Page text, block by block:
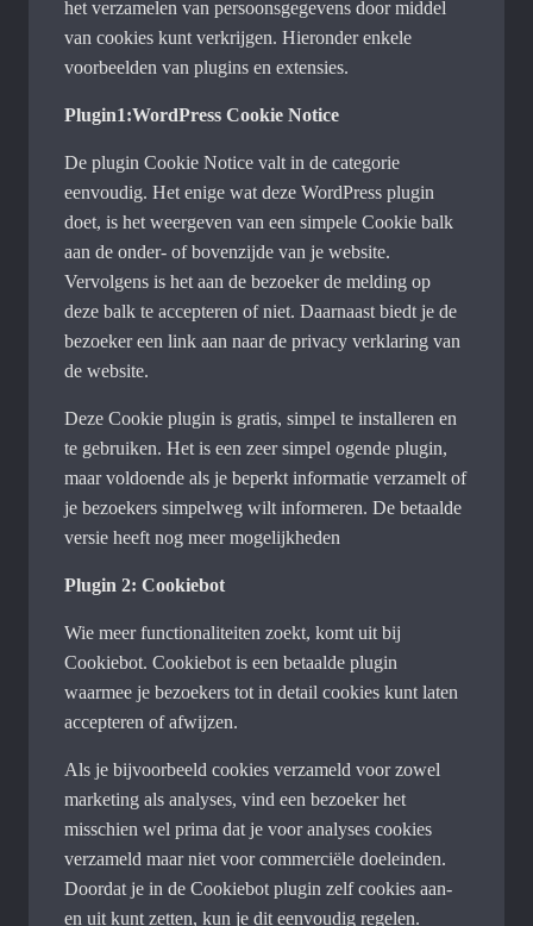
het verzamelen van persoonsgegevens door middel
van cookies kunt verkrijgen. Hieronder enkele
voorbeelden van plugins en extensies.
Plugin1:WordPress Cookie Notice
De plugin Cookie Notice valt in de categorie
eenvoudig. Het enige wat deze WordPress plugin
doet, is het weergeven van een simpele Cookie balk
aan de onder- of bovenzijde van je website.
Vervolgens is het aan de bezoeker de melding op
deze balk te accepteren of niet. Daarnaast biedt je de
bezoeker een link aan naar de privacy verklaring van
de website.
Deze Cookie plugin is gratis, simpel te installeren en
te gebruiken. Het is een zeer simpel ogende plugin,
maar voldoende als je beperkt informatie verzamelt of
je bezoekers simpelweg wilt informeren. De betaalde
versie heeft nog meer mogelijkheden
Plugin 2: Cookiebot
Wie meer functionaliteiten zoekt, komt uit bij
Cookiebot. Cookiebot is een betaalde plugin
waarmee je bezoekers tot in detail cookies kunt laten
accepteren of afwijzen.
Als je bijvoorbeeld cookies verzameld voor zowel
marketing als analyses, vind een bezoeker het
misschien wel prima dat je voor analyses cookies
verzameld maar niet voor commerciële doeleinden.
Doordat je in de Cookiebot plugin zelf cookies aan-
en uit kunt zetten, kun je dit eenvoudig regelen.